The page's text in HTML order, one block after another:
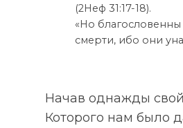
(2Неф 31:17-18).
«Но
смерти, ибо они
Начав однажды
Которого нам было